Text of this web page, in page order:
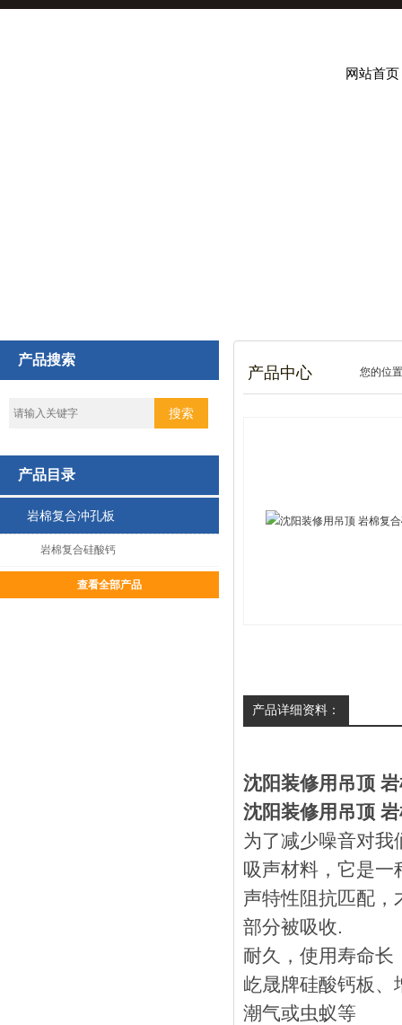
网站首页
产品搜索
产品目录
岩棉复合冲孔板
岩棉复合硅酸钙
查看全部产品
产品中心 您的位
产品详细资料：
沈阳装修用吊顶
沈阳装修用吊顶
为了减少噪音对我
吸声材料，它是一
声特性阻抗匹配，
部分被吸收.
耐久，使用寿
屹晟牌硅酸钙板、
潮气或虫蚁等